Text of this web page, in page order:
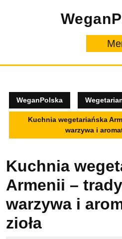
WeganPolska
Kuchnia wegetariańska
warzywa i
Kuchnia
Armenii –
warzywa i
zioła